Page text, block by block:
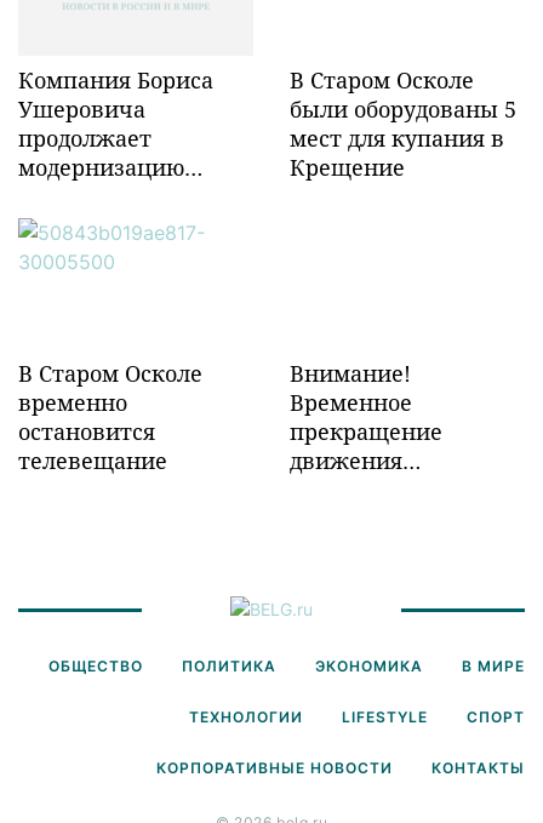
Компания Бориса
Ушеровича
продолжает
модернизацию
инфраструктуры в
Забайкалье
В Старом Осколе
были оборудованы 5
мест для купания в
Крещение
В Старом Осколе
временно
остановится
телевещание
Внимание!
Временное
прекращение
движения
ОБЩЕСТВО ПОЛИТИКА ЭКОНОМИКА В МИРЕ
ТЕХНОЛОГИИ LIFESTYLE СПОРТ
КОРПОРАТИВНЫЕ НОВОСТИ КОНТАКТЫ